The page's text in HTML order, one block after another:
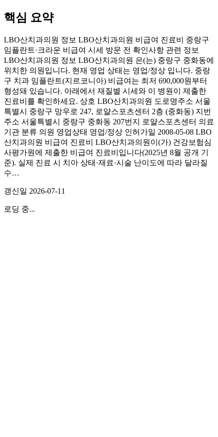
핵심 요약
LBO산치과의원 정보 LBO산치과의원 비급여 진료비 중랑구
임플란트·크라운 비급여 시세 방문 전 확인사항 관련 정보
LBO산치과의원 정보 LBO산치과의원 은(는) 중랑구 중화동에
위치한 의원입니다. 현재 영업 상태는 영업/정상 입니다. 중랑
구 치과 임플란트(지르코니아) 비급여는 최저 690,000원부터
형성돼 있습니다. 아래에서 재질별 시세와 이 병원이 제출한
진료비를 확인하세요. 상호 LBO산치과의원 도로명주소 서울
특별시 중랑구 망우로 247, 로얄스포츠센터 2층 (중화동) 지번
주소 서울특별시 중랑구 중화동 207번지 로얄스포츠센터 의료
기관 분류 의원 영업상태 영업/정상 인허가일 2008-05-08 LBO
산치과의원 비급여 진료비 LBO산치과의원이(가) 건강보험심
사평가원에 제출한 비급여 진료비입니다(2025년 8월 공개 기
준). 실제 진료 시 치아 상태·재료·시술 난이도에 따라 달라질
수…
갱신일 2026-07-11
로딩 중...